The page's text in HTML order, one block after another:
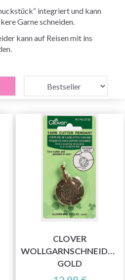
integriert und kann
Garne schneiden.
kann auf Reisen mit ins
CLOVER
WOLLGARNSCHNEIDER,
GOLD